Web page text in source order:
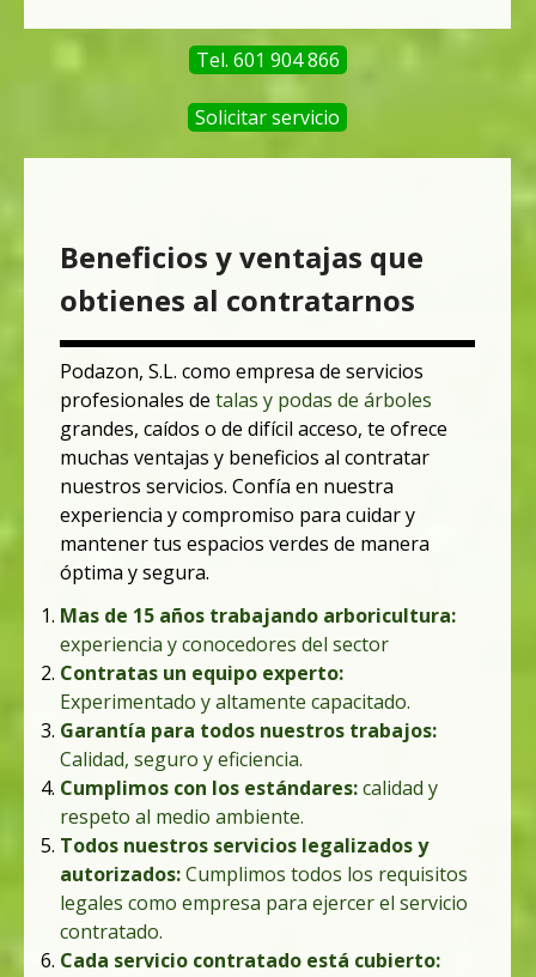
Tel. 601 904 866
Solicitar servicio
Beneficios y ventajas que
obtienes al contratarnos
Podazon, S.L. como empresa de servicios
profesionales de talas y podas de árboles
grandes, caídos o de difícil acceso, te ofrece
muchas ventajas y beneficios al contratar
nuestros servicios. Confía en nuestra
experiencia y compromiso para cuidar y
mantener tus espacios verdes de manera
óptima y segura.
Mas de 15 años trabajando arboricultura:
experiencia y conocedores del sector
Contratas un equipo experto:
Experimentado y altamente capacitado.
Garantía para todos nuestros trabajos:
Calidad, seguro yeficiencia.
Cumplimos con los estándares:calidad y
respeto al medio ambiente.
Todos nuestros servicios legalizados y
autorizados:Cumplimos todos los requisitos
legales como empresa para ejercer el servicio
contratado.
Cada servicio contratado está cubierto: